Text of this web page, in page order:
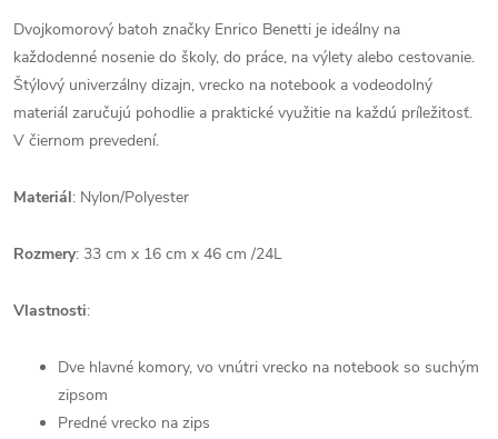
Dvojkomorový batoh značky Enrico Benetti je ideálny na
každodenné nosenie do školy, do práce, na výlety alebo cestovanie.
Štýlový univerzálny dizajn, vrecko na notebook a vodeodolný
materiál zaručujú pohodlie a praktické využitie na každú príležitosť.
V čiernom prevedení.
Materiál: Nylon/Polyester
Rozmery: 33 cm x 16 cm x 46 cm /24L
Vlastnosti:
Dve hlavné komory, vo vnútri vrecko na notebook so suchým
zipsom
Predné vrecko na zips